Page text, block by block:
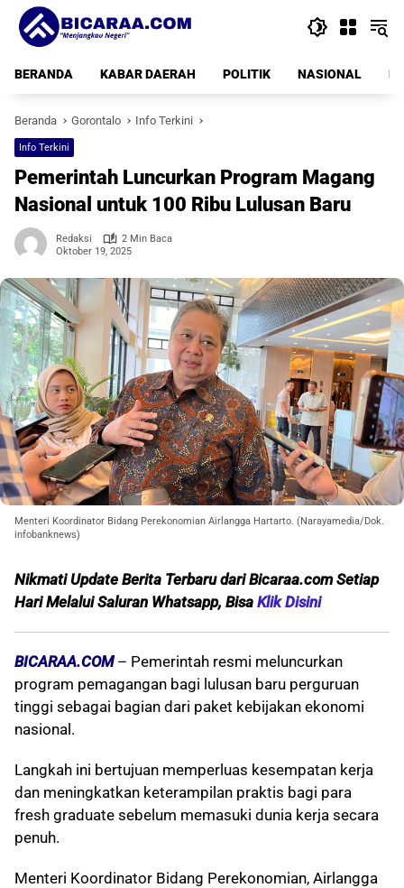
Langsung
konten
BERANDA
KABAR DAERAH POLITIK NASIONAL
Beranda Gorontalo Info Terkini
Info Terkini
Pemerintah Luncurkan Program Magang
Nasional untuk 100 Ribu Lulusan Baru
Redaksi
2 Min Baca
Oktober 19, 2025
Menteri Koordinator Bidang Perekonomian Airlangga Hartarto. (Narayamedia/Dok.
infobanknews)
Nikmati Update Berita Terbaru dari Bicaraa.com Setiap
Hari Melalui Saluran Whatsapp, Bisa Klik Disini
BICARAA.COM– Pemerintah resmi meluncurkan
program pemagangan bagi lulusan baru perguruan
tinggi sebagai bagian dari paket kebijakan ekonomi
nasional.
Langkah ini bertujuan memperluas kesempatan kerja
dan meningkatkan keterampilan praktis bagi para
fresh graduate sebelum memasuki dunia kerja secara
penuh.
Menteri Koordinator Bidang Perekonomian, Airlangga